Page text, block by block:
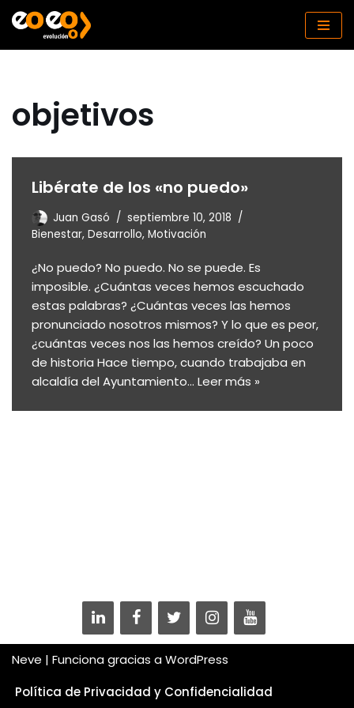
Saltar
objetivos
Libérate de los «no puedo»
Juan Gasó
septiembre 10, 2018
Bienestar, Desarrollo, Motivación
¿No puedo? No puedo. No se puede. Es
imposible. ¿Cuántas veces hemos escuchado
estas palabras? ¿Cuántas veces las hemos
pronunciado nosotros mismos? Y lo que es peor,
¿cuántas veces nos las hemos creído? Un poco
de historia Hace tiempo, cuando trabajaba en
alcaldía del Ayuntamiento… Leer más »
Neve | Funciona gracias aWordPress
Política de Privacidad y Confidencialidad